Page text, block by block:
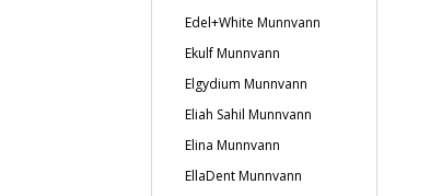
Edel+White Munnvann
Ekulf Munnvann
Elgydium Munnvann
Eliah Sahil Munnvann
Elina Munnvann
EllaDent Munnvann